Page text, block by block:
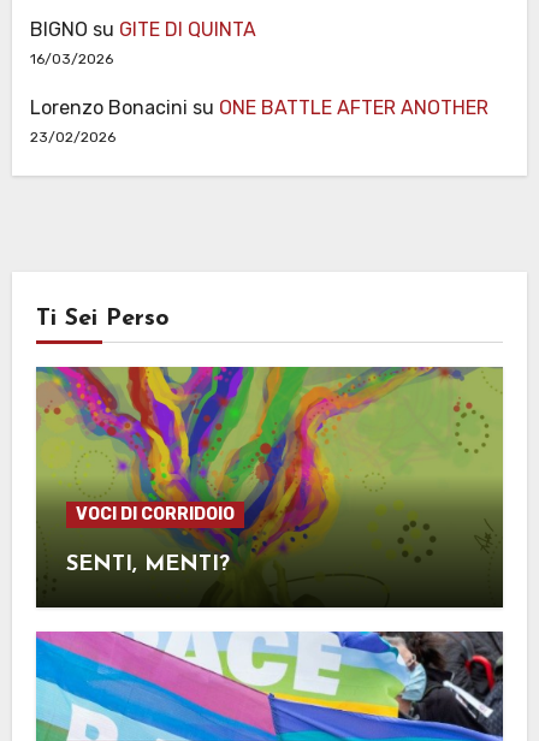
BIGNO su GITE DI QUINTA
16/03/2026
Lorenzo Bonacini su ONE BATTLE AFTER ANOTHER
23/02/2026
Ti Sei Perso
VOCI DI CORRIDOIO
SENTI, MENTI?